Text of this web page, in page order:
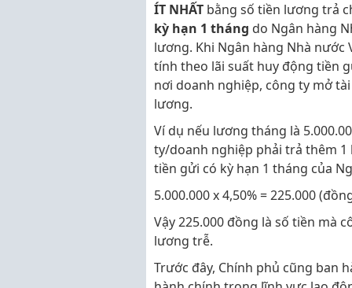
ÍT NHẤT bằng số tiền lương trả
kỳ hạn 1 tháng do Ngân hàng
lương. Khi Ngân hàng Nhà
tính theo lãi suất huy động tiền
nơi doanh nghiệp, công ty mở
lương.
Ví dụ nếu lương tháng là
ty/doanh nghiệp phải trả thêm
tiền gửi có kỳ hạn 1 tháng của
5.000.000 x 4,50% = 225.000
Vậy 225.000 đồng là số tiền mà
lương trễ.
Trước đây, Chính phủ cũng ban